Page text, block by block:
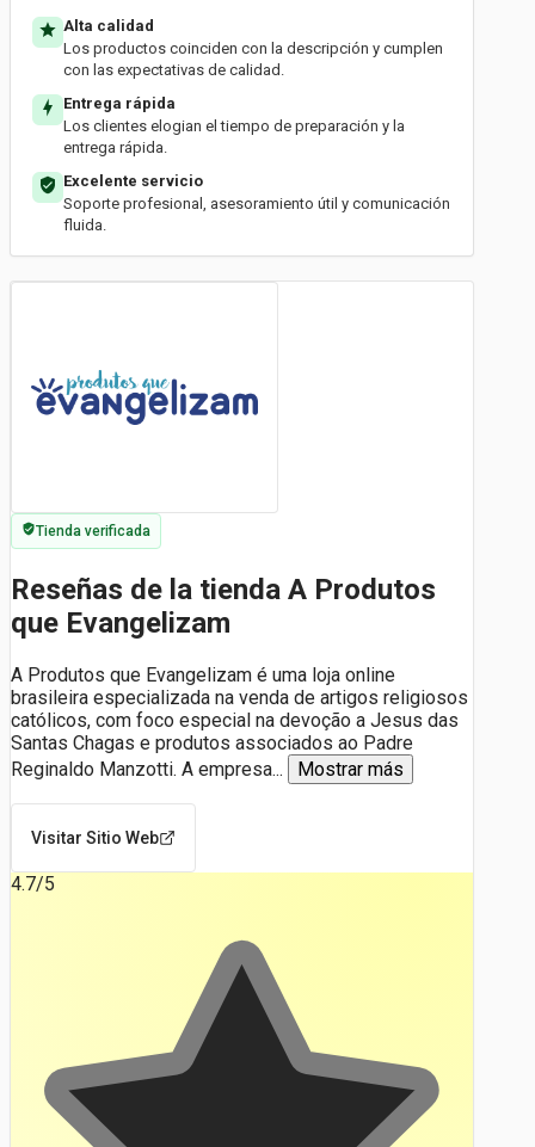
Alta calidad
Los productos coinciden con la descripción y cumplen
con las expectativas de calidad.
Entrega rápida
Los clientes elogian el tiempo de preparación y la
entrega rápida.
Excelente servicio
Soporte profesional, asesoramiento útil y comunicación
fluida.
Tienda verificada
Reseñas de la tienda A Produtos
que Evangelizam
A Produtos que Evangelizam é uma loja online
brasileira especializada na venda de artigos religiosos
católicos, com foco especial na devoção a Jesus das
Santas Chagas e produtos associados ao Padre
Reginaldo Manzotti. A empresa... Mostrar más
Visitar Sitio Web
4.7/5